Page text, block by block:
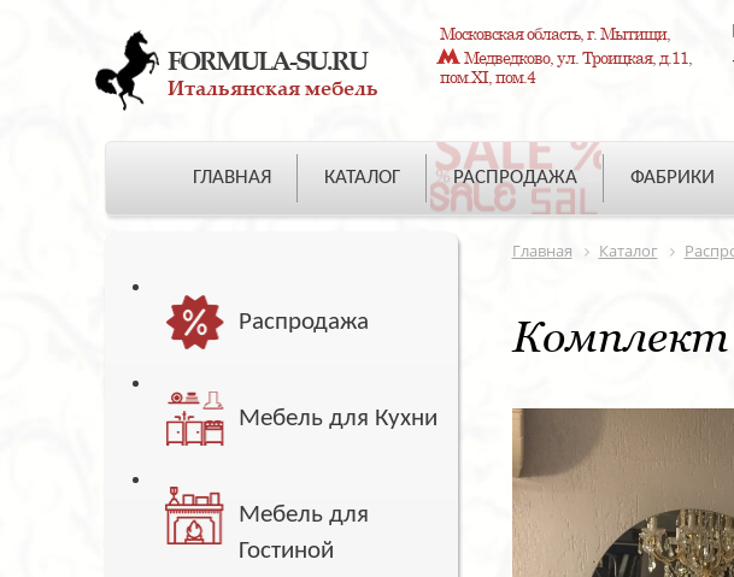
FORMULA-SU.RU
Итальянская мебель
Московская область, г. Мытищи,
Медведково, ул. Троицкая, д.11,
пом.XI, пом.4
ГЛАВНАЯ КАТАЛОГ РАСПРОДАЖА ФАБРИКИ
Распродажа
Мебель для Кухни
Мебель для
Гостиной
Главная Каталог
Комплект